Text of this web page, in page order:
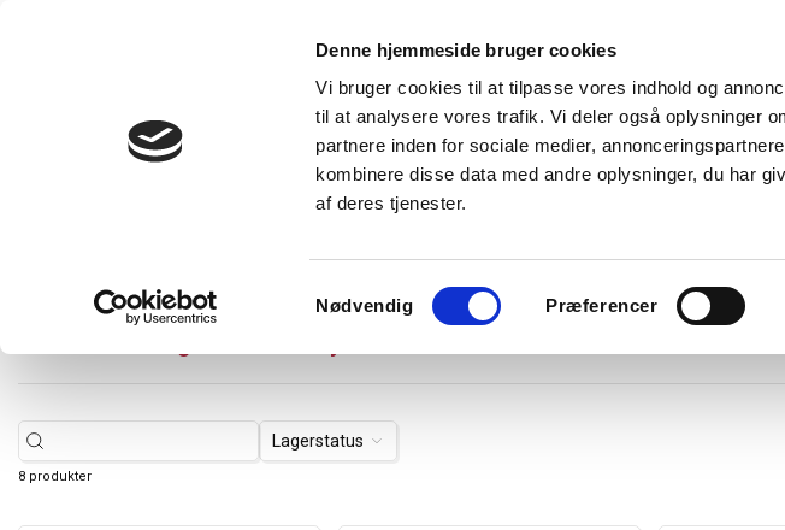
Denne hjemmeside bruger cookies
Vi bruger cookies til at tilpasse vores indhold og
til at analysere vores trafik. Vi deler også oplysninger
partnere inden for sociale medier,
kombinere disse data med andre oplysninger, du har
af deres tjenester.
Nødvendig Præferencer
Produkter Express levering Vidensbank Kurser
Lagerstatus
8 produkter